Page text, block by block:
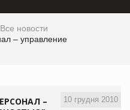
Все новости
– управление
10 грудня 2010
–